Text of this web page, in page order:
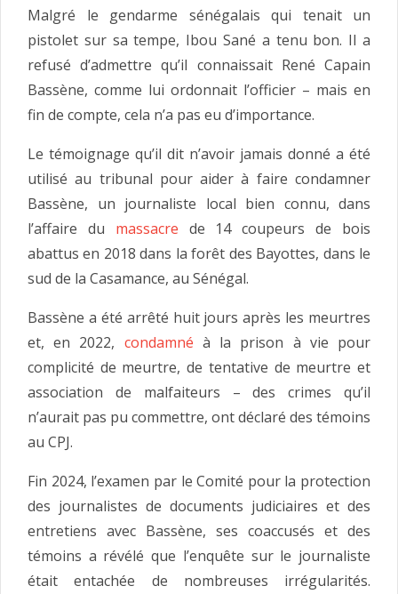
Malgré le gendarme sénégalais qui tenait un
pistolet sur sa tempe, Ibou Sané a tenu bon. Il a
refusé d’admettre qu’il connaissait René Capain
Bassène, comme lui ordonnait l’officier – mais en
fin de compte, cela n’a pas eu d’importance.
Le témoignage qu’il dit n’avoir jamais donné a été
utilisé au tribunal pour aider à faire condamner
Bassène, un journaliste local bien connu, dans
l’affaire du massacre de 14 coupeurs de bois
abattus en 2018 dans la forêt des Bayottes, dans le
sud de la Casamance, au Sénégal.
Bassène a été arrêté huit jours après les meurtres
et, en 2022, condamné à la prison à vie pour
complicité de meurtre, de tentative de meurtre et
association de malfaiteurs – des crimes qu’il
n’aurait pas pu commettre, ont déclaré des témoins
au CPJ.
Fin 2024, l’examen par le Comité pour la protection
des journalistes de documents judiciaires et des
entretiens avec Bassène, ses coaccusés et des
témoins a révélé que l’enquête sur le journaliste
était entachée de nombreuses irrégularités.